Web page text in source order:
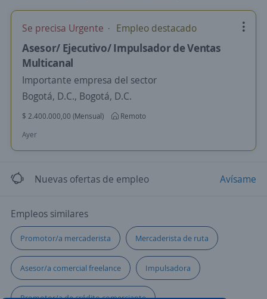
Se precisa Urgente Empleo destacado
Asesor/ Ejecutivo/ Impulsador de Ventas
Multicanal
Importante empresa del sector
Bogotá, D.C., Bogotá, D.C.
$ 2.400.000,00 (Mensual)
Remoto
Ayer
Nuevas ofertas de empleo Avísame
Empleos similares
Promotor/a mercaderista Mercaderista de ruta
Asesor/a comercial freelance Impulsadora